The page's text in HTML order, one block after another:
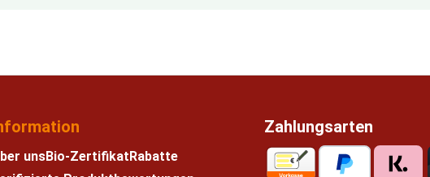
unsBio-Zertifikat Rabatte
Zahlungsarten